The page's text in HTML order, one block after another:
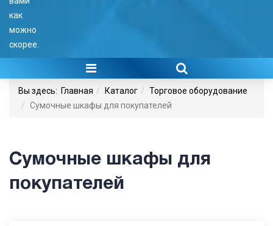
как
можно
скорее.
Вы здесь: Главная Каталог
Торговое оборудование
Сумочные шкафы для покупателей
Сумочные шкафы для
покупателей